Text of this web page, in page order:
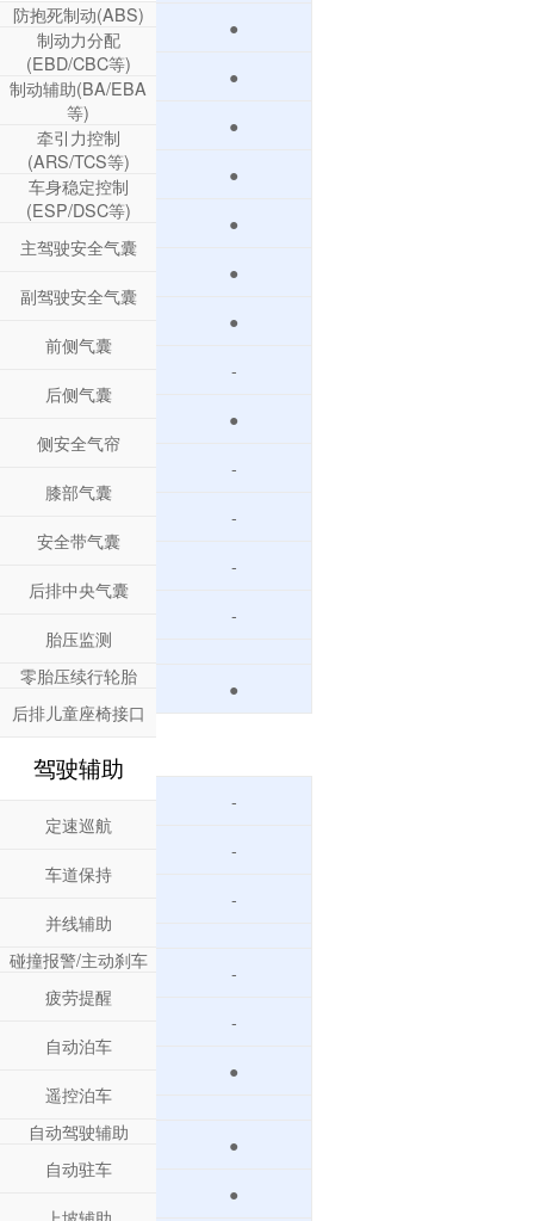
防抱死制动(ABS)
制动力分配
(EBD/CBC等)
制动辅助(BA/EBA
等)
牵引力控制
(ARS/TCS等)
车身稳定控制
(ESP/DSC等)
主驾驶安全气囊
副驾驶安全气囊
前侧气囊
后侧气囊
侧安全气帘
膝部气囊
安全带气囊
后排中央气囊
胎压监测
零胎压续行轮胎
后排儿童座椅接口
驾驶辅助
定速巡航
车道保持
并线辅助
碰撞报警/主动刹车
疲劳提醒
自动泊车
遥控泊车
自动驾驶辅助
自动驻车
●
●
●
●
●
●
●
-
●
-
-
-
-
●
-
-
-
-
-
●
●
●